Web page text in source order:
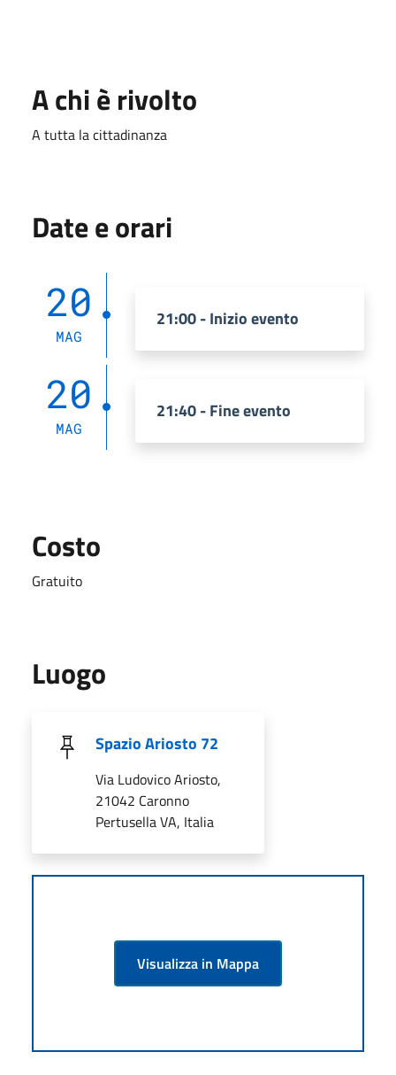
A chi è rivolto
A tutta la cittadinanza
Date e orari
20
MAG
21:00 - Inizio evento
20
MAG
21:40 - Fine evento
Costo
Gratuito
Luogo
Spazio Ariosto 72
Via Ludovico Ariosto,
21042 Caronno
Pertusella VA, Italia
Visualizza in Mappa